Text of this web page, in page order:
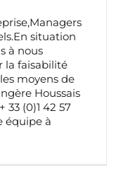
situation
à nous
la faisabilité
moyens de
Houssais
33 (0)1 42 57
équipe à